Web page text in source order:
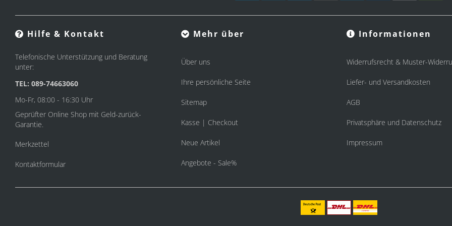
Hilfe & Kontakt
Telefonische Unterstützung und Beratung
unter:
TEL: 089-74663060
Mo-Fr, 08:00 - 16:30 Uhr
Geprüfter Online Shop mit Geld-zurück-
Garantie.
Merkzettel
Kontaktformular
Mehr über
Über uns
Ihre persönliche Seite
Sitemap
Kasse | Checkout
Neue Artikel
Angebote - Sale%
Informationen
Widerrufsrecht & Muster-
Liefer- und Versandkosten
AGB
Privatsphäre und Datenschutz
Impressum